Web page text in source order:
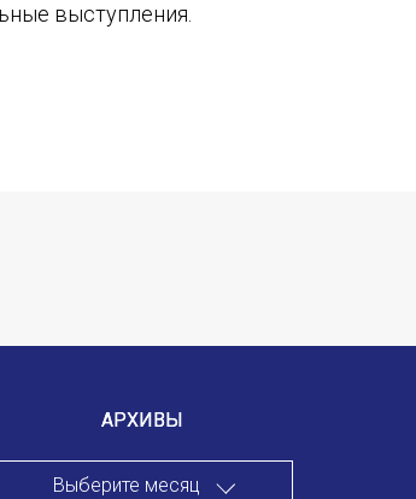
выступления.
АРХИВЫ
Выберите месяц